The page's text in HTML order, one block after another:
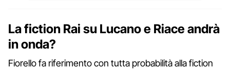
La fiction Rai su Lucano e Riace andrà
in onda?
Fiorello fa riferimento con tutta probabilità alla fiction